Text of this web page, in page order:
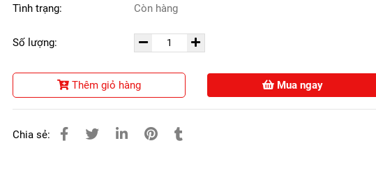
Tình trạng: Còn hàng
Số lượng:
Thêm giỏ hàng Mua ngay
Chia sẻ: